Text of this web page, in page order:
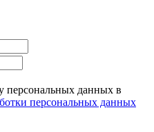
персональных данных в
персональных данных